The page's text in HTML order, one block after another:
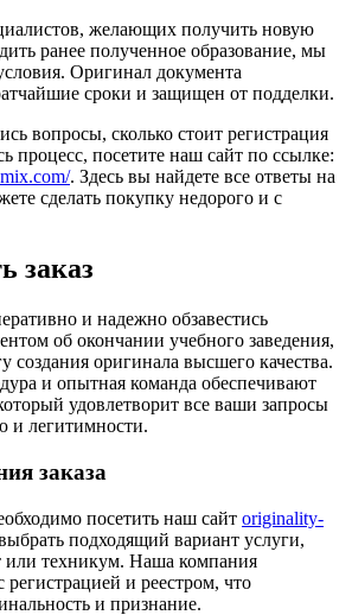
желающих получить новую
ранее полученное образование, мы
Оригинал документа
сроки и защищен от подделки.
вопросы, сколько стоит регистрация
процесс, посетите наш сайт по ссылке:
. Здесь вы найдете все ответы на
сделать покупку недорого и с
заказ
и надежно обзавестись
об окончании учебного заведения,
создания оригинала высшего качества.
и опытная команда обеспечивают
удовлетворит все ваши запросы
и легитимности.
заказа
посетить наш сайт originality-
подходящий вариант услуги,
или техникум. Наша компания
регистрацией и реестром, что
и признание.